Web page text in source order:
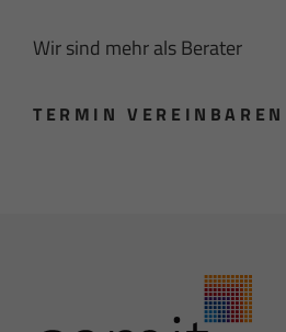
Wir sind mehr als Berater
TERMIN VEREINBAREN